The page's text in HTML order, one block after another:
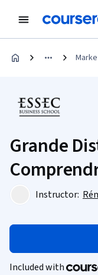
Grande
Instructor:
Included with